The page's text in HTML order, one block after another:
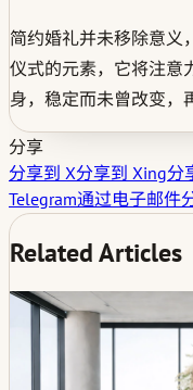
简约婚礼并未移除意义
仪式的元素，它将注意
身，稳定而未曾改变，
分享
分享到 X分享到 Xing分
Telegram通过电子邮件
Related Articles